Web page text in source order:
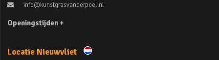
info@kunstgrasvanderpoel.nl
Openingstijden +
Locatie Nieuwvliet